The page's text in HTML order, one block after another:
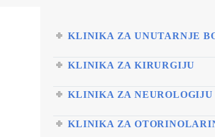
KLINIKA ZA UNUTARNJE
KLINIKA ZA KIRURGIJU
KLINIKA ZA NEUROLOGIJU
KLINIKA ZA